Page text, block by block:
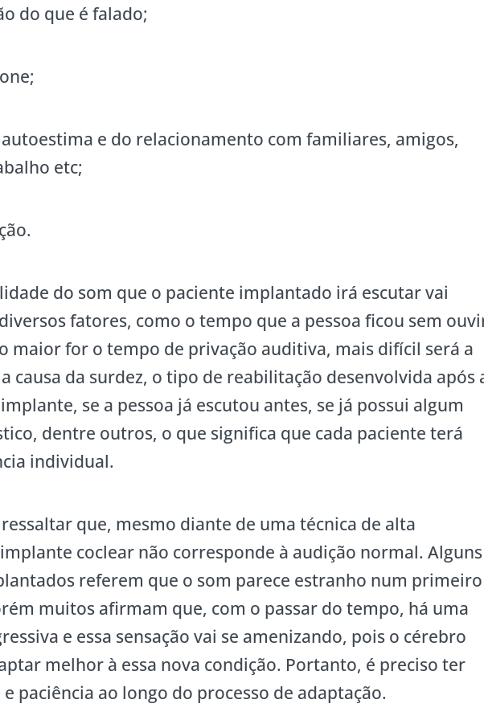
do que é falado;
e do relacionamento com familiares, amigos,
etc;
do som que o paciente implantado irá escutar vai
fatores, como o tempo que a pessoa ficou sem
maior for o tempo de privação auditiva, mais difícil será a
causa da surdez, o tipo de reabilitação desenvolvida após
se a pessoa já escutou antes, se já possui algum
dentre outros, o que significa que cada paciente terá
individual.
que, mesmo diante de uma técnica de alta
coclear não corresponde à audição normal. Alguns
referem que o som parece estranho num primeiro
muitos afirmam que, com o passar do tempo, há uma
e essa sensação vai se amenizando, pois o cérebro
melhor à essa nova condição. Portanto, é preciso ter
paciência ao longo do processo de adaptação.